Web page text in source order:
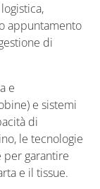
appuntamento
di
e
e sistemi
di
le tecnologie
garantire
e il tissue.